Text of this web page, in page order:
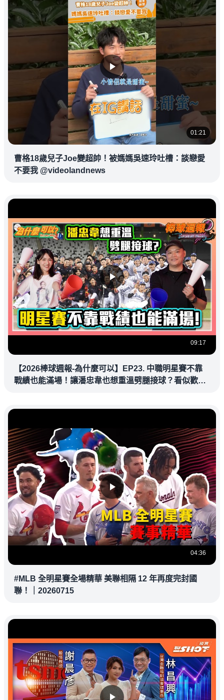
01:21
曹格18歲兒子Joe變超帥！被媽媽吳速玲吐槽：談戀愛
不要我 @videolandnews
09:17
【2026棒球週報-為什麼可以】EP23. 中職明星賽不靠
戰績也能滿場！讓潘忠韋也想重溫劈腿接球？看似歡樂
04:36
#MLB 全明星賽全場精華 美聯相隔 12 年再度完封國
聯！｜20260715